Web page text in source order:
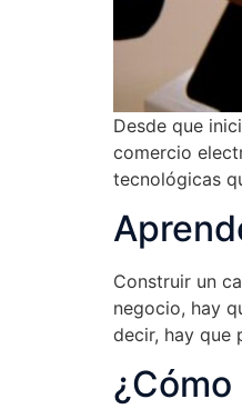
Desde que
comercio
tecnológicas
Construir un
negocio, hay
decir, hay que